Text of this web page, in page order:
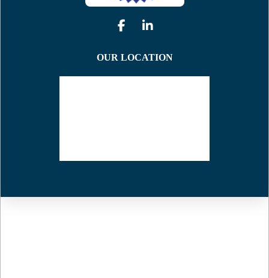
OUR LOCATION